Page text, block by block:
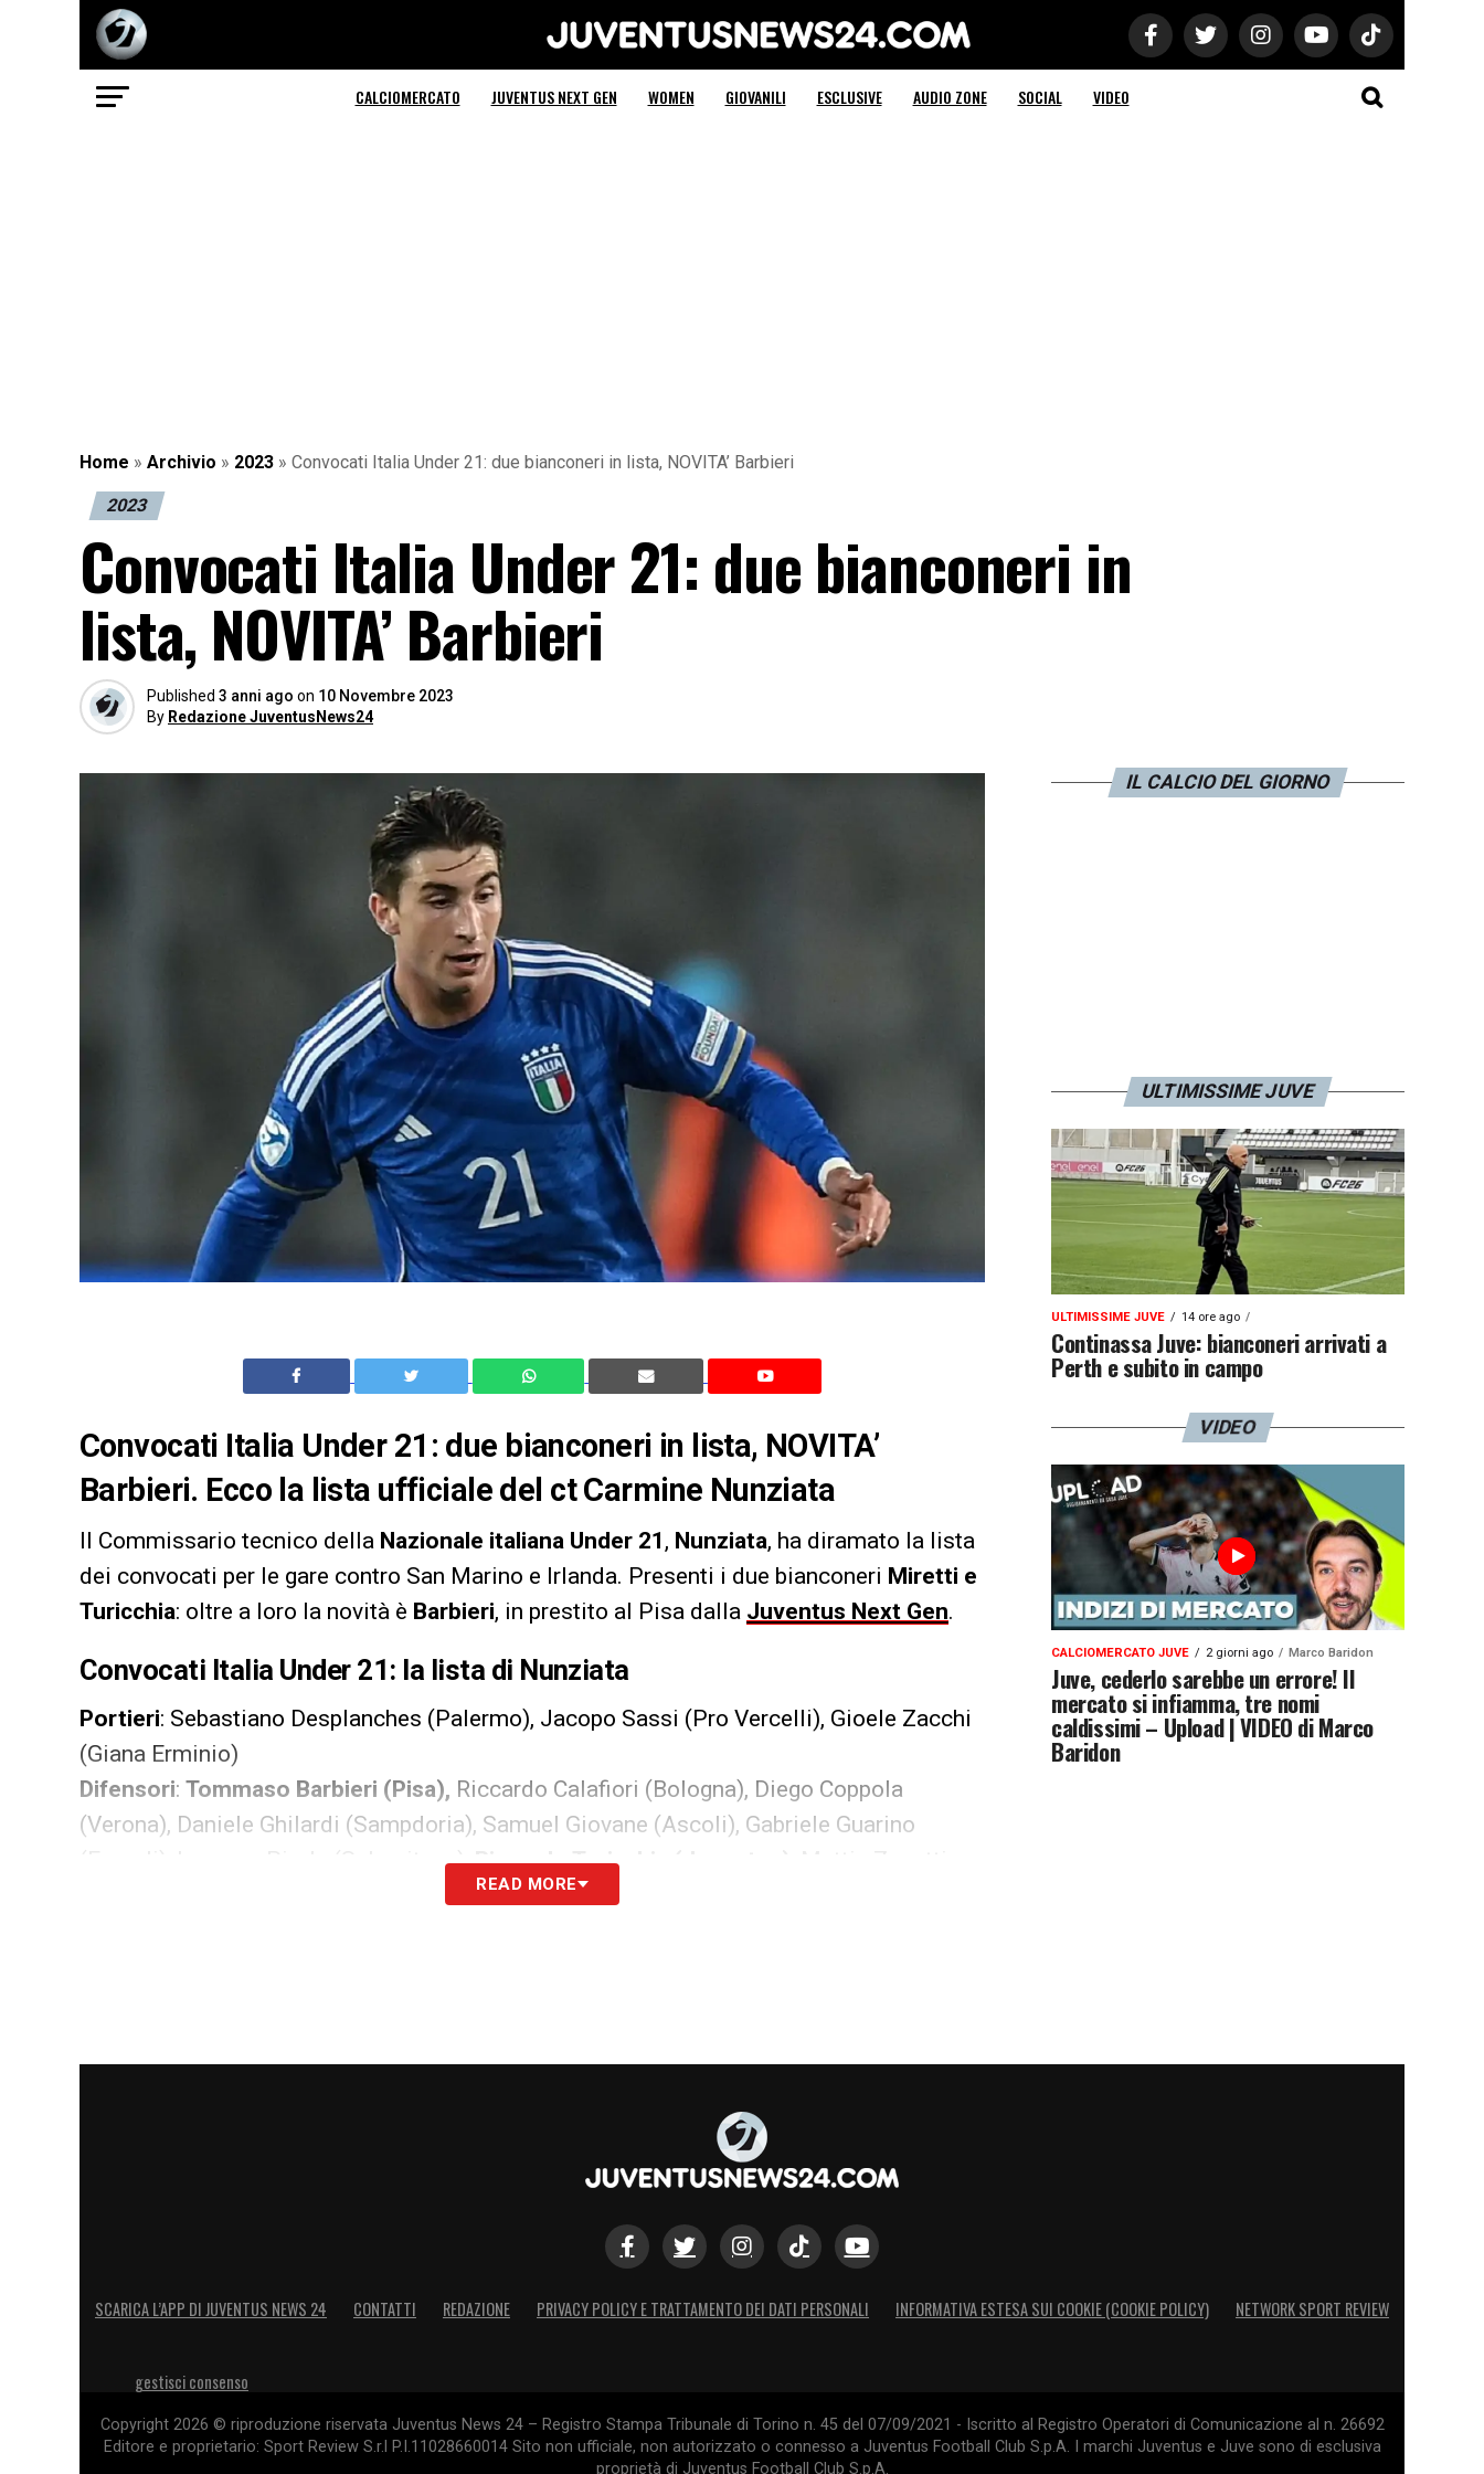
Juventus News 24
CALCIOMERCATO JUVENTUS NEXT GEN WOMEN GIOVANILI ESCLUSIVE AUDIO ZONE SOCIAL VIDEO
Home » Archivio » 2023 » Convocati Italia Under 21: due bianconeri in lista, NOVITA’ Barbieri
2023
Convocati Italia Under 21: due bianconeri in
lista, NOVITA’ Barbieri
Published 3 anni ago on 10 Novembre 2023
By Redazione JuventusNews24
Convocati Italia Under 21: due bianconeri in lista, NOVITA’
Barbieri. Ecco la lista ufficiale del ct Carmine Nunziata
Il Commissario tecnico della Nazionale italiana Under 21 , Nunziata, ha diramato la lista
dei convocati per le gare contro San Marino e Irlanda. Presenti i due bianconeri Miretti e
Turicchia: oltre a loro la novità è Barbieri, in prestito al Pisa dalla Juventus Next Gen.
Convocati Italia Under 21: la lista di Nunziata
Portieri: Sebastiano Desplanches (Palermo), Jacopo Sassi (Pro Vercelli), Gioele Zacchi
(Giana Erminio)
Difensori: Tommaso Barbieri (Pisa), Riccardo Calafiori (Bologna), Diego Coppola
(Verona), Daniele Ghilardi (Sampdoria), Samuel Giovane (Ascoli), Gabriele Guarino
(Empoli), Lorenzo Pirola (Salernitana),Riccardo Turicchia (Juventus)
Attaccanti: Giuseppe Ambrosino (Catanzaro), Lorenzo Colombo (Monza), Francesco Pio
Esposito (Spezia), Wilfried Gnonto (Leeds United), Luca Koleosho (Burnley), Gaetano Pio
READ MORE
IL CALCIO DEL GIORNO
ULTIMISSIME JUVE
ULTIMISSIME JUVE 14 ore ago
Continassa Juve: bianconeri arrivati a
Perth e subito in campo
VIDEO
CALCIOMERCATO JUVE 2 giorni ago Marco Baridon
Juve, cederlo sarebbe un errore! Il
mercato si infiamma, tre nomi
caldissimi – Upload | VIDEO di Marco
Baridon
SCARICA L’APP DI JUVENTUS NEWS 24 CONTATTI REDAZIONE PRIVACY POLICY E TRATTAMENTO DEI DATI PERSONALI INFORMATIVA ESTESA SUI COOKIE (COOKIE POLICY) NETWORK SPORT REVIEW
gestisci consenso
Copyright 2026 © riproduzione riservata Juventus News 24 – Registro Stampa Tribunale di Torino n. 45 del 07/09/2021 - Iscritto al Registro Operatori di Comunicazione al n. 26692
Editore e proprietario: Sport Review S.r.l P.I.11028660014 Sito non ufficiale, non autorizzato o connesso a Juventus Football Club S.p.A. I marchi Juventus e Juve sono di esclusiva
proprietà di Juventus Football Club S.p.A.